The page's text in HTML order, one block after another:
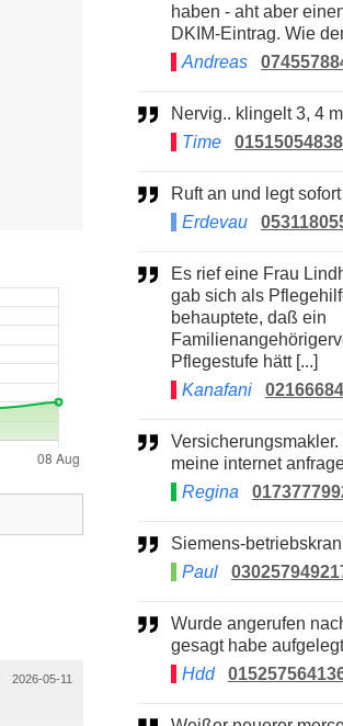
2026-05-11
haben - aht aber
DKIM-Eintrag. Wie
Andreas
Nervig.. klingelt 3, 4
Time
Ruft an und legt
Erdevau
Es rief eine Frau Lindholm an und
gab sich als
behauptete, daß ein
Pflegestufe hätt [...]
Kanafani
Versicherungsmakler. hat sich auf
meine internet
Regina
Siemens-
Paul
Wurde angerufen nach dem ich ,,jahre
gesagt habe aufgelegt
Hdd